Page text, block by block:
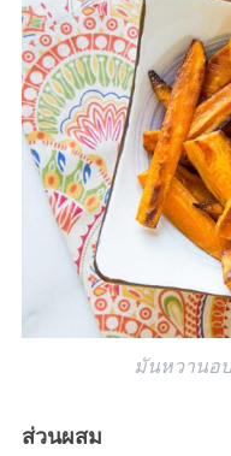
มันหวานอ
ส่วนผสม
S
e
a
r
c
h
f
o
r